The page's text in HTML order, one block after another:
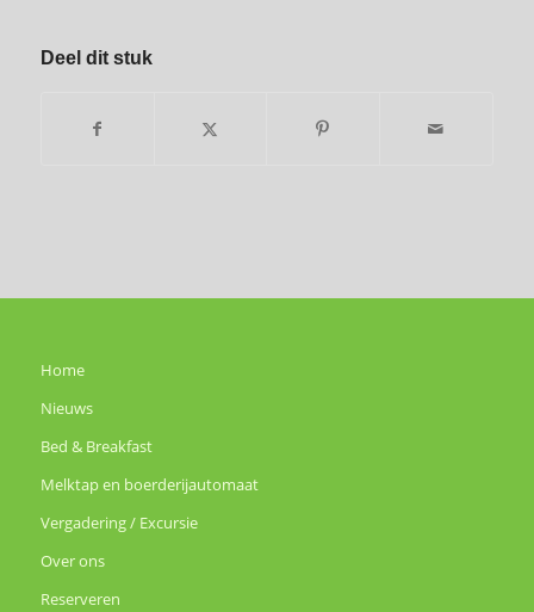
Deel dit stuk
Home
Nieuws
Bed & Breakfast
Melktap en boerderijautomaat
Vergadering / Excursie
Over ons
Reserveren